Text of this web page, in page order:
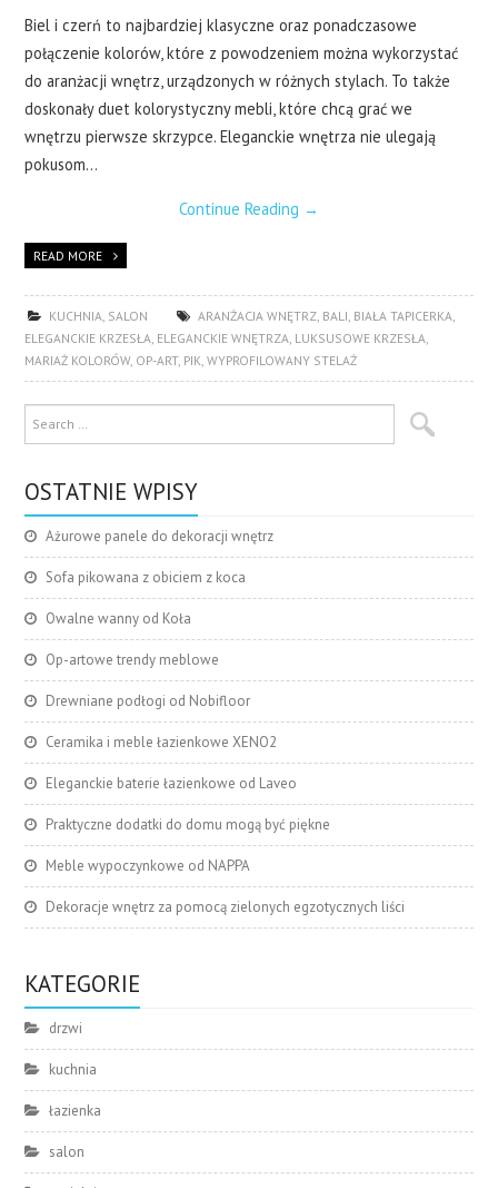
Biel i czerń to najbardziej klasyczne oraz ponadczasowe
połączenie kolorów, które z powodzeniem można wykorzystać
do aranżacji wnętrz, urządzonych w różnych stylach. To także
doskonały duet kolorystyczny mebli, które chcą grać we
wnętrzu pierwsze skrzypce. Eleganckie wnętrza nie ulegają
pokusom…
Continue Reading →
READ MORE
KUCHNIA, SALON ARANŻACJA WNĘTRZ, BALI, BIAŁA TAPICERKA,
ELEGANCKIE KRZESŁA, ELEGANCKIE WNĘTRZA, LUKSUSOWE KRZESŁA,
MARIAŻ KOLORÓW, OP-ART, PIK,WYPROFILOWANY STELAŻ
OSTATNIE WPISY
Ażurowe panele do dekoracji wnętrz
Sofa pikowana z obiciem z koca
Owalne wanny od Koła
Op-artowe trendy meblowe
Drewniane podłogi od Nobifloor
Ceramika i meble łazienkowe XENO2
Eleganckie baterie łazienkowe od Laveo
Praktyczne dodatki do domu mogą być piękne
Meble wypoczynkowe od NAPPA
Dekoracje wnętrz za pomocą zielonych egzotycznych liści
KATEGORIE
drzwi
kuchnia
łazienka
salon